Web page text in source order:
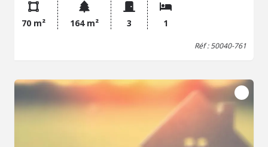
étage : palier desservant une pièce à usage de chambre -
au deuxième étage : une pièce à usage de bureau Petit
extérieur en indivision Petite copropriété comprenant 3
copropriétaires. Charges de copropriété : 457 € / trimestre
70 m² 164 m² 3 1
Réf : 50040-761